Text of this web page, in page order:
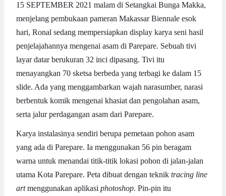
15 SEPTEMBER 2021 malam di Setangkai Bunga Makka,
menjelang pembukaan pameran Makassar Biennale esok
hari, Ronal sedang mempersiapkan display karya seni hasil
penjelajahannya mengenai asam di Parepare. Sebuah tivi
layar datar berukuran 32 inci dipasang. Tivi itu
menayangkan 70 sketsa berbeda yang terbagi ke dalam 15
slide. Ada yang menggambarkan wajah narasumber, narasi
berbentuk komik mengenai khasiat dan pengolahan asam,
serta jalur perdagangan asam dari Parepare.
Karya instalasinya sendiri berupa pemetaan pohon asam
yang ada di Parepare. Ia menggunakan 56 pin beragam
warna untuk menandai titik-titik lokasi pohon di jalan-jalan
utama Kota Parepare. Peta dibuat dengan teknik tracing line
artmenggunakan aplikasi photoshop. Pin-pin itu